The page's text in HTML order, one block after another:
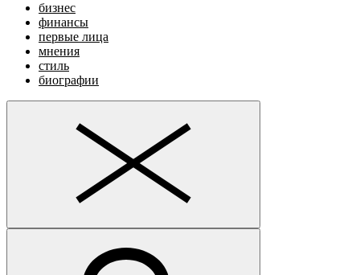
бизнес
финансы
первые лица
мнения
стиль
биографии